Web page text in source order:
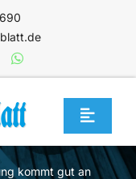
Toggle
kommt gut an